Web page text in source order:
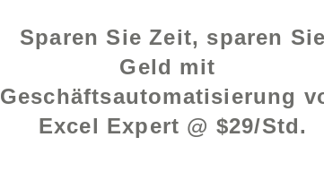
Sparen Sie Zeit, sparen Sie
Geld mit
Geschäftsautomatisierung
Excel Expert @ $29/Std.